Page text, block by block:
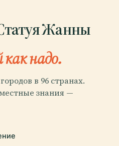
Жанны
надо.
в 96 странах.
знания —